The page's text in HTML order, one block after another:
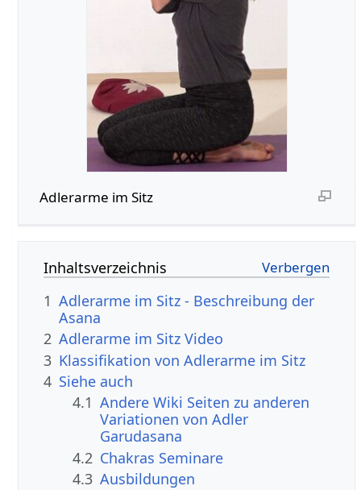
Adlerarme im Sitz
Inhaltsverzeichnis
1 Adlerarme im Sitz - Beschreibung der
Asana
2 Adlerarme im Sitz Video
3 Klassifikation von Adlerarme im Sitz
4 Siehe auch
4.1 Andere Wiki Seiten zu anderen
Variationen von Adler
Garudasana
4.2 Chakras Seminare
4.3 Ausbildungen